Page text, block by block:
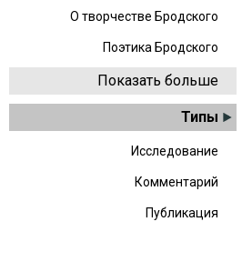
О творчестве Бродского
Поэтика Бродского
Показать больше
Типы
Исследование
Комментарий
Публикация